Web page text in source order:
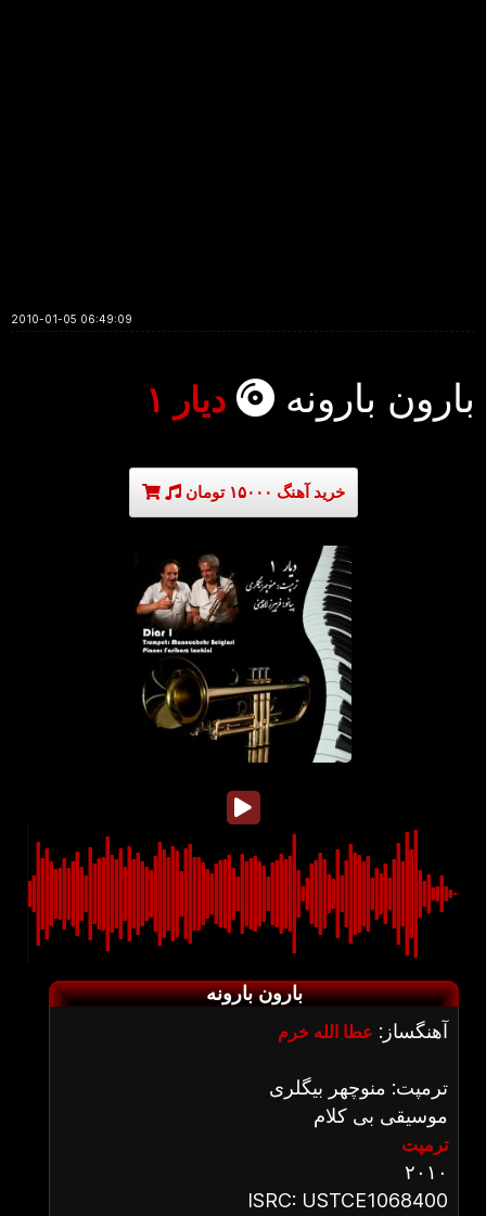
2010-01-05 06:49:09
بارون بارونه دیار ۱
خرید آهنگ ۱۵۰۰۰ تومان
بارون بارونه
آهنگساز: عطا الله خرم
ترمپت: منوچهر بیگلری
موسیقی بی کلام
ترمپت
۲۰۱۰
ISRC: USTCE1068400